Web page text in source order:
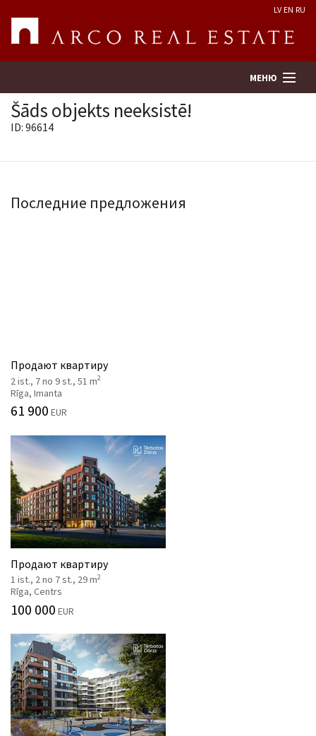
LV EN RU
МЕНЮ
Предприятие
Šāds objekts neeksistē!
ID: 96614
Последние предложения
Продают квартиру
2 ist., 7 no 9 st., 51 m2
Rīga, Imanta
61 900 EUR
Продают квартиру
1 ist., 2 no 7 st., 29 m2
Rīga, Centrs
100 000 EUR